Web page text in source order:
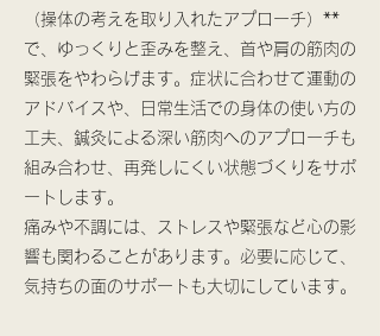
（操体の考えを取り入れたアプローチ）**
で、ゆっくりと歪みを整え、首や肩の筋肉の
緊張をやわらげます。症状に合わせて運動の
アドバイスや、日常生活での身体の使い方の
工夫、鍼灸による深い筋肉へのアプローチも
組み合わせ、再発しにくい状態づくりをサポ
ートします。
痛みや不調には、ストレスや緊張など心の影
響も関わることがあります。必要に応じて、
気持ちの面のサポートも大切にしています。